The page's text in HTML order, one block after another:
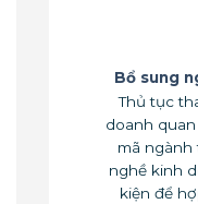
Bổ sung
Thủ tục
doanh
mã
nghề kinh
kiện để